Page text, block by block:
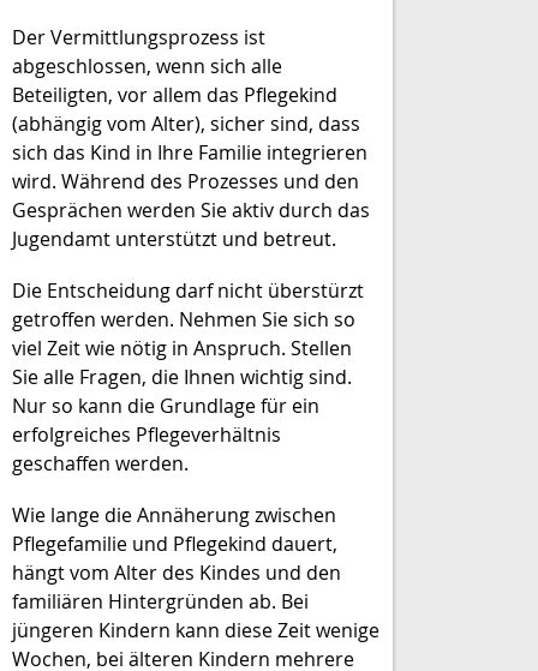
Der Vermittlungsprozess ist
abgeschlossen, wenn sich alle
Beteiligten, vor allem das Pflegekind
(abhängig vom Alter), sicher sind, dass
sich das Kind in Ihre Familie integrieren
wird. Während des Prozesses und den
Gesprächen werden Sie aktiv durch das
Jugendamt unterstützt und betreut.
Die Entscheidung darf nicht überstürzt
getroffen werden. Nehmen Sie sich so
viel Zeit wie nötig in Anspruch. Stellen
Sie alle Fragen, die Ihnen wichtig sind.
Nur so kann die Grundlage für ein
erfolgreiches Pflegeverhältnis
geschaffen werden.
Wie lange die Annäherung zwischen
Pflegefamilie und Pflegekind dauert,
hängt vom Alter des Kindes und den
familiären Hintergründen ab. Bei
jüngeren Kindern kann diese Zeit wenige
Wochen, bei älteren Kindern mehrere